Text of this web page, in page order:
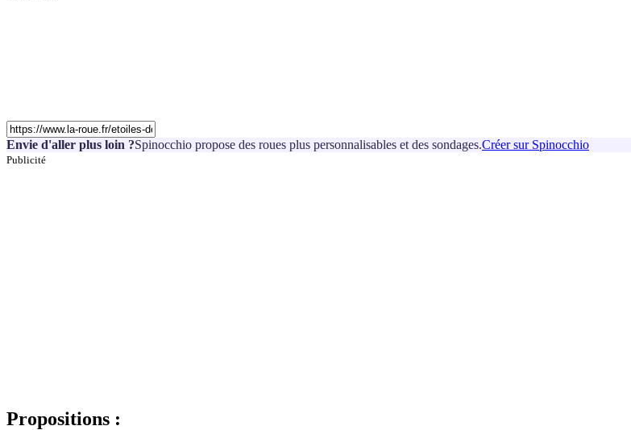
Envie d'aller plus loin ?Spinocchio propose des roues plus personnalisables et des sondages.Créer sur Spinocchio
Publicité
Propositions :